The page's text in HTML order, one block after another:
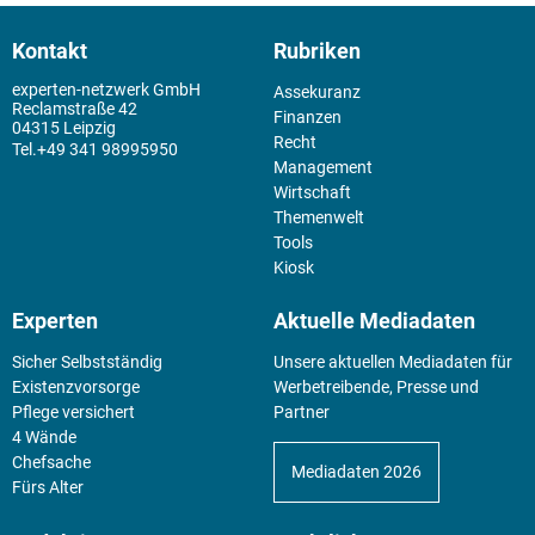
Kontakt
experten-netzwerk GmbH
Reclamstraße 42
04315 Leipzig
+49 341 98995950
Rubriken
Assekuranz
Finanzen
Recht
Management
Wirtschaft
Themenwelt
Tools
Kiosk
Experten
Sicher Selbstständig
Existenz­vorsorge
Pflege versichert
4 Wände
Chefsache
Fürs Alter
Aktuelle Mediadaten
Unsere aktuellen Mediadaten für
Werbetreibende, Presse und
Partner
Mediadaten 2026